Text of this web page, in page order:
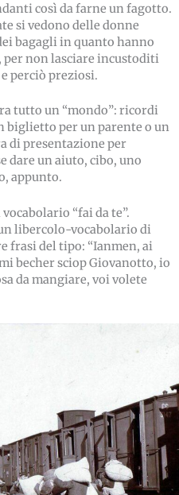
così da farne un fagotto.
si vedono delle donne
bagagli in quanto hanno
per non lasciare incustoditi
perciò preziosi.
tutto un “mondo”: ricordi
biglietto per un parente o un
di presentazione per
dare un aiuto, cibo, uno
appunto.
“fai da te”.
libercolo-vocabolario di
frasi del tipo: “Ianmen, ai
becher sciop Giovanotto, io
da mangiare, voi volete